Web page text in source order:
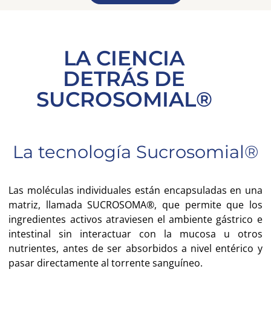
LA CIENCIA
DETRÁS DE
SUCROSOMIAL®
La tecnología Sucrosomial®
Las moléculas individuales están encapsuladas en una
matriz, llamada SUCROSOMA®, que permite que los
ingredientes activos atraviesen el ambiente gástrico e
intestinal sin interactuar con la mucosa u otros
nutrientes, antes de ser absorbidos a nivel entérico y
pasar directamente al torrente sanguíneo.